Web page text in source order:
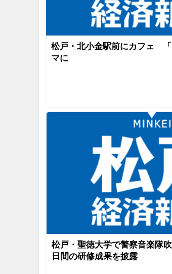
松戸・北小金駅前にカフェ
マに
松戸・聖徳大学で警察音楽隊
日間の研修成果を披露